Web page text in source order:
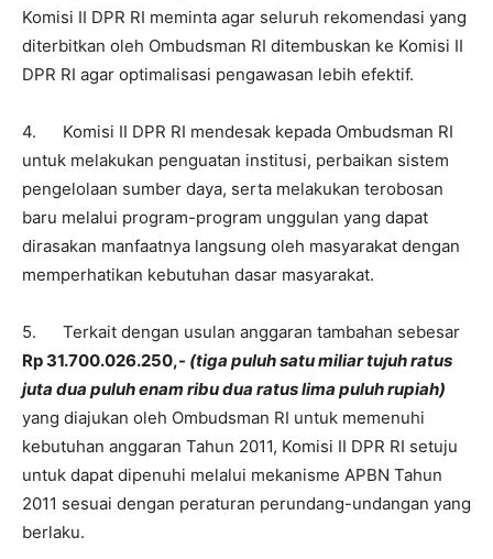
Komisi II DPR RI meminta agar seluruh rekomendasi yang
diterbitkan oleh Ombudsman RI ditembuskan ke Komisi II
DPR RI agar optimalisasi pengawasan lebih efektif.
4. Komisi II DPR RI mendesak kepada Ombudsman RI
untuk melakukan penguatan institusi, perbaikan sistem
pengelolaan sumber daya, serta melakukan terobosan
baru melalui program-program unggulan yang dapat
dirasakan manfaatnya langsung oleh masyarakat dengan
memperhatikan kebutuhan dasar masyarakat.
5. Terkait dengan usulan anggaran tambahan sebesar
Rp 31.700.026.250,- (tiga puluh satu miliar tujuh ratus
juta dua puluh enam ribu dua ratus lima puluh rupiah)
yang diajukan oleh Ombudsman RI untuk memenuhi
kebutuhan anggaran Tahun 2011, Komisi II DPR RI setuju
untuk dapat dipenuhi melalui mekanisme APBN Tahun
2011 sesuai dengan peraturan perundang-undangan yang
berlaku.